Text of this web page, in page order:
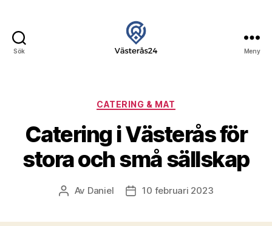
Sök Meny
Kategorier
CATERING & MAT
Catering i Västerås för
stora och små sällskap
Inläggsförfattare
Av Daniel Inläggsdatum
10 februari 2023